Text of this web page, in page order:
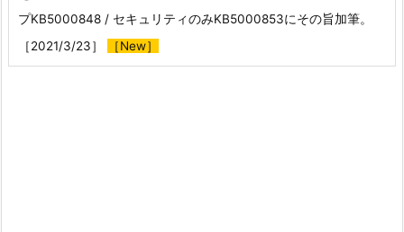
プKB5000848 / セキュリティのみKB5000853にその旨加筆。
［2021/3/23］
［New］